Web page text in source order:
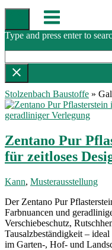
Skip
content
Menu
Type and press enter to
Stolzenbach Baustoffe »
Zentano Pur
für zeitloses
Kann, Musterausstellung
Der Zentano Pur
Farbnuancen und
Verschiebeschutz,
Tausalzbeständigkeit –
im Garten-, Hof- und